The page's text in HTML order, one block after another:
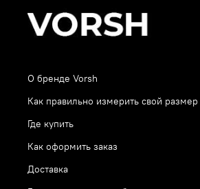
О бренде Vorsh
Как правильно измерить свой размер
Где купить
Как оформить заказ
Доставка